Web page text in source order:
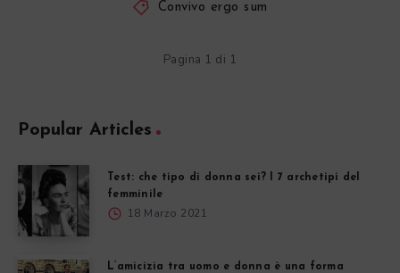
Convivo ergo sum
Pagina 1 di 1
Popular Articles
Test: che tipo di donna sei? I 7 archetipi del
femminile
18 Marzo 2021
L’amicizia tra uomo e donna è una forma